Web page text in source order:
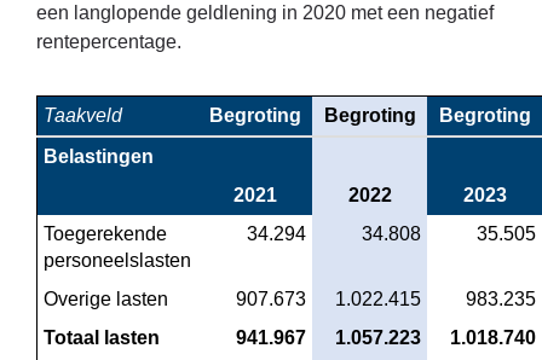
een langlopende geldlening in 2020 met een negatief
rentepercentage.
Taakveld Begroting Begroting
Begroting
Belastingen
2021
2022
2023
Toegerekende
personeelslasten
34.294 34.808 35.505
Overige lasten 907.673 1.022.415
983.235
Totaal lasten
941.967 1.057.223
1.018.740